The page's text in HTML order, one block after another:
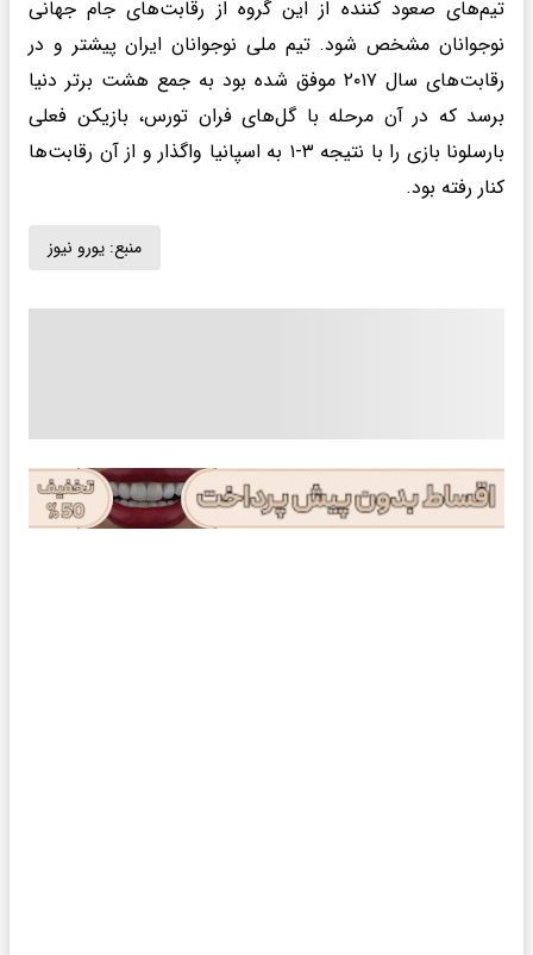
تیم‌های صعود کننده از این گروه از رقابت‌های جام جهانی
نوجوانان مشخص شود. تیم ملی نوجوانان ایران پیشتر و در
رقابت‌های سال ۲۰۱۷ موفق شده بود به جمع هشت برتر دنیا
برسد که در آن مرحله با گل‌های فران تورس، بازیکن فعلی
بارسلونا بازی را با نتیجه ۳-۱ به اسپانیا واگذار و از آن رقابت‌ها
کنار رفته بود.
منبع: یورو نیوز